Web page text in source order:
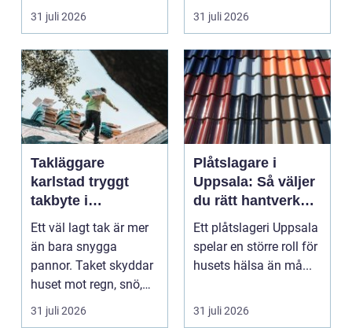
har
blomsterhantverke...
31 juli 2026
och planerande dy...
31 juli 2026
Takläggare
karlstad tryggt
takbyte i
värmländskt klimat
Ett väl lagt tak är mer
än bara snygga
pannor. Taket skyddar
huset mot regn, snö,
blåst och stark vå...
31 juli 2026
Plåtslagare i
Uppsala: Så väljer
du rätt hantverkare
för tak och fasad
Ett plåtslageri Uppsala
spelar en större roll för
husets hälsa än må...
31 juli 2026